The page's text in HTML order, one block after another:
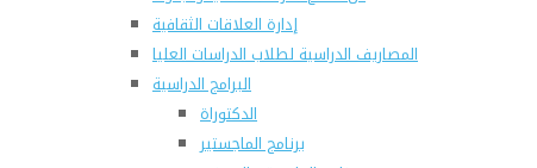
إدارة العلاقات الثقافية
المصاريف الدراسية لطلاب الدراسات العليا
البرامج الدراسية
الدكتوراة
برنامج الماجستير